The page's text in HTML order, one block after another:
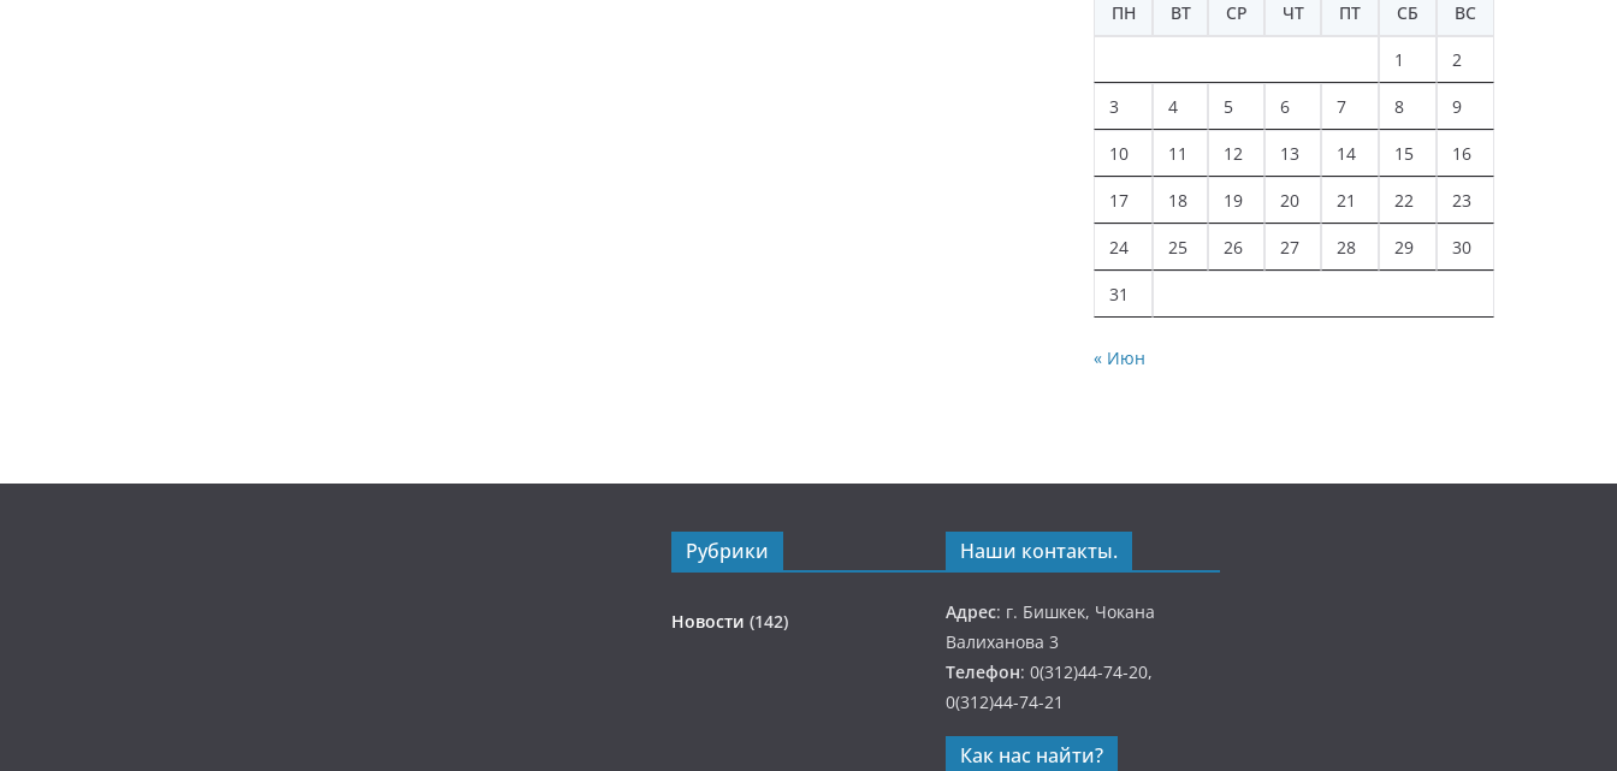
ПН
ВТ СР ЧТ ПТ СБ ВС
1 2
3 4 5 6 7 8 9
10 11 12 13 14 15 16
17 18 19 20 21 22 23
24 25 26 27 28 29 30
31
« Июн
Рубрики
Новости (142)
Наши контакты.
Адрес: г. Бишкек, Чокана
Валиханова 3
Телефон: 0(312)44-74-20,
0(312)44-74-21
Как нас найти?